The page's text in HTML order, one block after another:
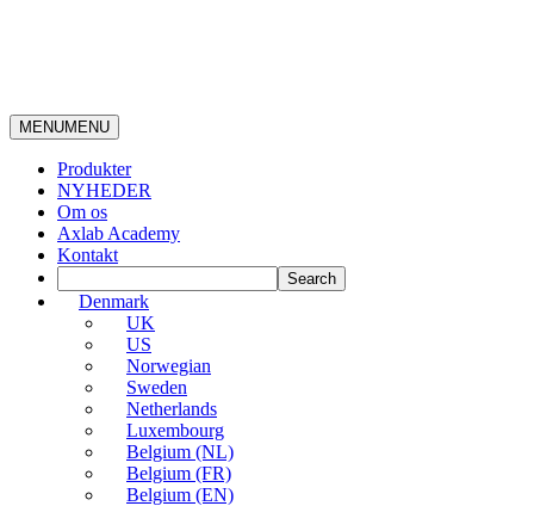
MENUMENU
Produkter
NYHEDER
Om os
Axlab Academy
Kontakt
Denmark
UK
US
Norwegian
Sweden
Netherlands
Luxembourg
Belgium (NL)
Belgium (FR)
Belgium (EN)